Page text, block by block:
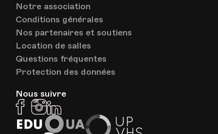
Notre association
Conditions générales
Nos partenaires et soutiens
Location de salles
Questions fréquentes
Protection des données
Nous suivre
FacebookInstagram
EduQua